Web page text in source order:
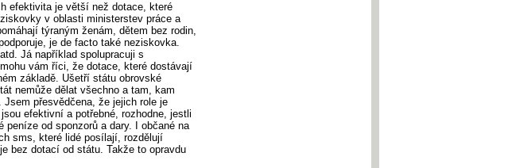
efektivita je větší než dotace, které
v oblasti ministerstev práce a
týraným ženám, dětem bez rodin,
je de facto také neziskovka.
Já například spolupracuji s
vám říci, že dotace, které dostávají
základě. Ušetří státu obrovské
nemůže dělat všechno a tam, kam
přesvědčena, že jejich role je
efektivní a potřebné, rozhodne, jestli
od sponzorů a dary. I občané na
sms, které lidé posílají, rozdělují
bez dotací od státu. Takže to opravdu